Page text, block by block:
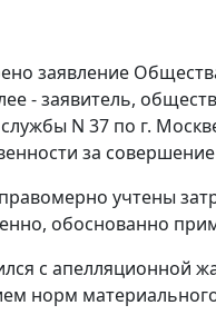
заявление
- заявитель,
N 37 по г.
за
учтены
обоснованно
с апелляционной
норм